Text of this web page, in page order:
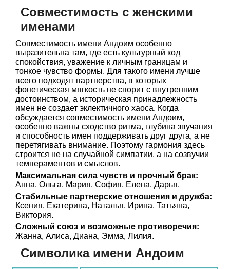
Совместимость с женскими
именами
Совместимость имени Андоим особенно
выразительна там, где есть культурный код
спокойствия, уважение к личным границам и
тонкое чувство формы. Для такого имени лучше
всего подходят партнерства, в которых
фонетическая мягкость не спорит с внутренним
достоинством, а историческая принадлежность
имен не создает эклектичного хаоса. Когда
обсуждается совместимость имени Андоим,
особенно важны сходство ритма, глубина звучания
и способность имен поддерживать друг друга, а не
перетягивать внимание. Поэтому гармония здесь
строится не на случайной симпатии, а на созвучии
темпераментов и смыслов.
Максимальная сила чувств и прочный брак:
Анна, Ольга, Мария, София, Елена, Дарья.
Стабильные партнерские отношения и дружба:
Ксения, Екатерина, Наталья, Ирина, Татьяна,
Виктория.
Сложный союз и возможные противоречия:
Жанна, Алиса, Диана, Эмма, Лилия.
Символика имени Андоим